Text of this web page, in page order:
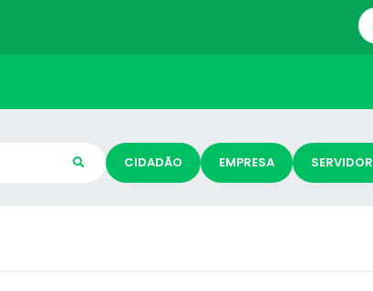
CIDADÃO EMPRESA SERVIDOR